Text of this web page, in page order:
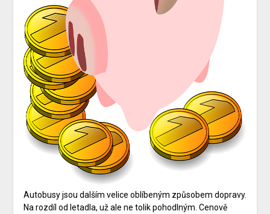
Autobusy jsou dalším velice oblíbeným způsobem dopravy.
Na rozdíl od letadla, už ale ne tolik pohodlným. Cenově